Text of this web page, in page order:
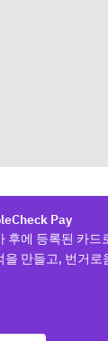
Pay
후에 등록된 카드
을 만들고, 번거로